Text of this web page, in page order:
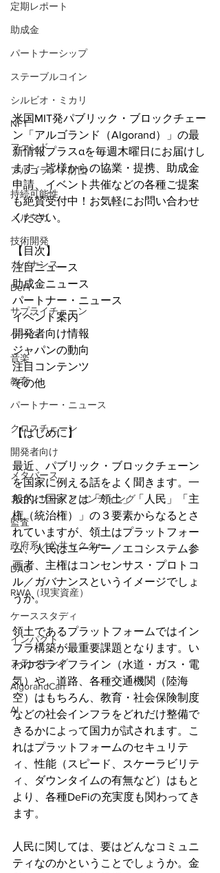
定期レポート
助成金
パートナーシップ
ステーブルコイン
シルビオ・ミカリ
NFT
ファンド
アルゴランド財団
持続可能性
メルマガ
技術開発
ガバナンス
DeFi
サプライチェーン
ゲーム
音楽
教育
パートナー・ニュース
クロスチェーン
開発者向け
メタバース
スポンサー／ファンディング
監査
政府系／公共セクター
DAO
RWA（現実資産）
ケーススタディ
インパクト
ステーキング
AlgorandCan
AI
米国MIT発パブリック・ブロックチェー
ン「アルゴランド（Algorand）」の最
新情報プラスαを毎週木曜日にお届けし
ます。皆様からの協業・提携、助成金
申請、イベント共催などの各種ご提案
も絶賛受付中！お気軽にお問い合わせ
ください。
【目次】
注目ニュース
助成金ニュース
パートナー・ニュース
イベント案内
開発者向け情報
ジャパンの動向
注目コンテンツ
その他
【はじめに】
最近、パブリック・ブロックチェーン
を国家に例える話をよく聞きます。一
般的に国家とは「領土」「人民」「主
権（統治権）」の３要素からなるとさ
れていますが、領土はプラットフォー
ム、人民はユーザー／エコシステム参
画者、主権はコンセンサス・プロトコ
ル／ガバナンスというイメージでしょ
うか。
領土であるプラットフォームではイン
フラ構築が最重要課題となります。い
わゆるライフライン（水道・ガス・電
気）や、道路、各種交通機関（陸海
空）はもちろん、教育・社会保険制度
などの社会インフラをどれだけ整備で
きるかによって国力が試されます。こ
れはプラットフォームのセキュリテ
ィ、性能（スピード、スケーラビリテ
ィ、ダウンタイムの有無など）はもと
より、各種DeFiの充実度も関わってき
ます。
人民に関しては、要はどんなコミュニ
ティなのかということでしょうか。金